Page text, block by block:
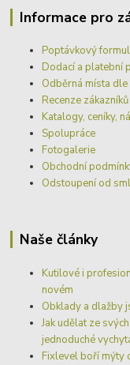
Informace pro
Poptávkový
Dodací a platební
Odběrná místa
Recenze
Katalogy, ceníky,
Spolupráce
Fotogalerie
Obchodní
Odstoupení od
Naše články
Kutilové i
novém
Obklady a dlažby
Jak udělat ze
jednoduché
Fixlevel boří mýty